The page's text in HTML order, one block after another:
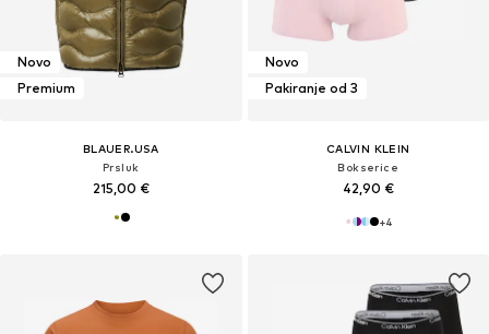
Novo
Premium
BLAUER.USA
Prsluk
215,00 €
Novo
Pakiranje od 3
CALVIN KLEIN
Bokserice
42,90 €
+4